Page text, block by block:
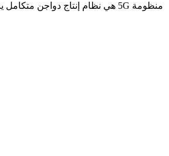
منظومة 5G هي نظام إنتاج دواجن متكامل يربط المربي المصري بسلسلة قيمة متكاملة تبدأ من